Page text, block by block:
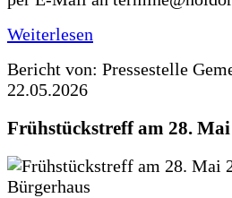
Weiterlesen
Bericht von: Pressestelle
22.05.2026
Frühstückstreff am 28.